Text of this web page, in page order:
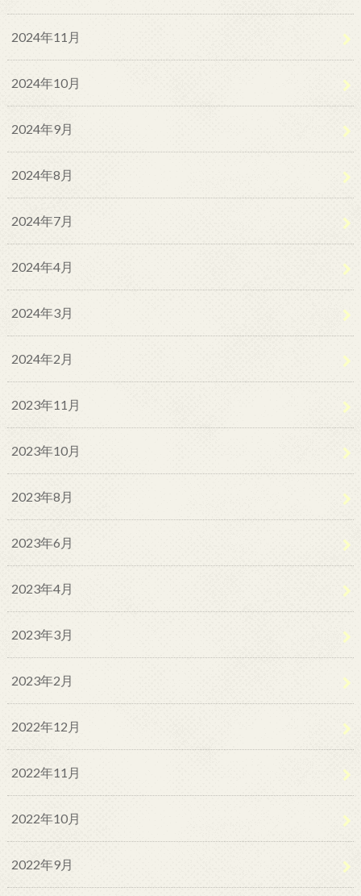
2024年11月
2024年10月
2024年9月
2024年8月
2024年7月
2024年4月
2024年3月
2024年2月
2023年11月
2023年10月
2023年8月
2023年6月
2023年4月
2023年3月
2023年2月
2022年12月
2022年11月
2022年10月
2022年9月